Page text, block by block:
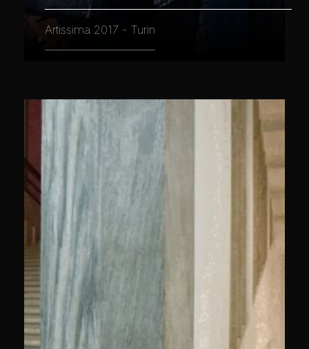
Artissima 2017 - Turin